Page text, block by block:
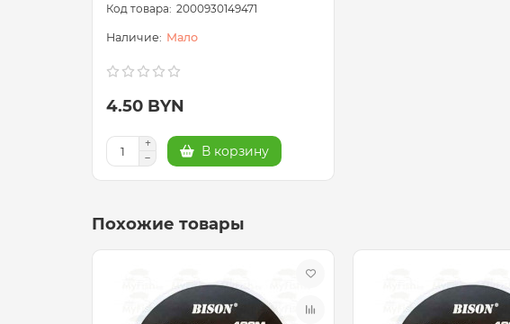
2000930149471
Мало
4.50 BYN
В корзину
Похожие товары